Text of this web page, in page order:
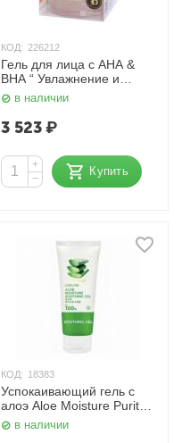
КОД: 226212
Гель для лица с AHA &
BHA “ Увлажнение и
защита ” Detclear 75 гр.
Meishoku
в наличии
3 523₽
+
−
Купить
КОД: 18383
Успокаивающий гель с
алоэ Aloe Moisture Purity
100% Soothing Gel 100
мл. Lebelage
в наличии